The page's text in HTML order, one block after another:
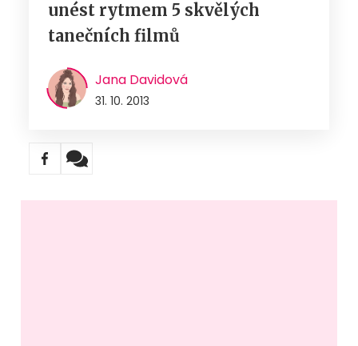
unést rytmem 5 skvělých
tanečních filmů
Jana Davidová
31. 10. 2013